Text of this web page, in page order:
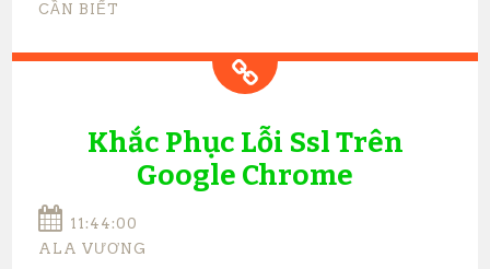
CẦN BIẾT
Khắc Phục Lỗi Ssl Trên
Google Chrome
11:44:00
ALA VƯƠNG